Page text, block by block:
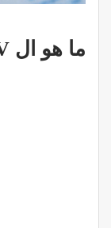
ما هو ال CV؟